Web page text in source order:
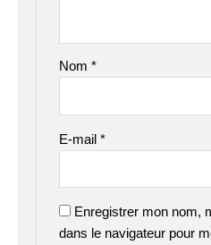
Nom*
E-mail*
Enregistrer mon nom,
dans le navigateur pour